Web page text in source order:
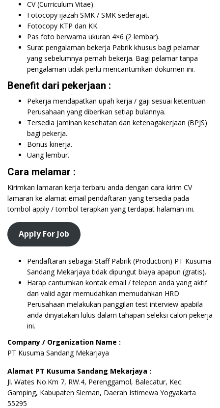
CV (Curriculum Vitae).
Fotocopy ijazah SMK / SMK sederajat.
Fotocopy KTP dan KK.
Pas foto berwarna ukuran 4×6 (2 lembar).
Surat pengalaman bekerja Pabrik khusus bagi pelamar
yang sebelumnya pernah bekerja. Bagi pelamar tanpa
pengalaman tidak perlu mencantumkan dokumen ini.
Benefit dari pekerjaan :
Pekerja mendapatkan upah kerja / gaji sesuai ketentuan
Perusahaan yang diberikan setiap bulannya.
Tersedia jaminan kesehatan dan ketenagakerjaan (BPJS)
bagi pekerja.
Bonus kinerja.
Uang lembur.
Cara melamar :
Kirimkan lamaran kerja terbaru anda dengan cara kirim CV
lamaran ke alamat email pendaftaran yang tersedia pada
tombol apply / tombol terapkan yang terdapat halaman ini.
Apply For Job
Pendaftaran sebagai Staff Pabrik (Production) PT Kusuma
Sandang Mekarjaya tidak dipungut biaya apapun (gratis).
Harap cantumkan kontak email / telepon anda yang aktif
dan valid agar memudahkan memudahkan HRD
Perusahaan melakukan panggilan test interview apabila
anda dinyatakan lulus dalam tahapan seleksi calon pekerja
ini.
Company / Organization Name :
PT Kusuma Sandang Mekarjaya
Alamat PT Kusuma Sandang Mekarjaya :
Jl. Wates No.Km 7, RW.4, Perenggamol, Balecatur, Kec.
Gamping, Kabupaten Sleman, Daerah Istimewa Yogyakarta
55295